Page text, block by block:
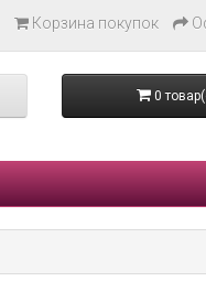
Корзина покупок
0